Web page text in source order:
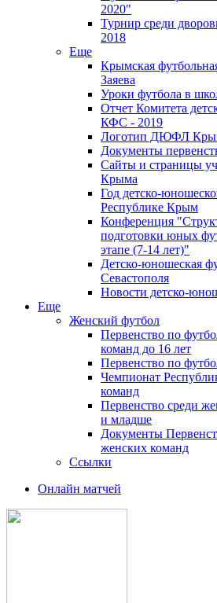
2020"
Турнир среди
2018
Еще
Крымская
Заяева
Уроки футбола в
Отчет Комитета
КФС - 2019
Логотип ДЮФЛ
Документы
Сайты и страницы
Крыма
Год детско-
Республике Крым
Конференция
подготовки юных
этапе (7-14 лет)"
Детско-юношеская
Севастополя
Новости детско-
Еще
Женский футбол
Первенство по
команд до 16 лет
Первенство по
Чемпионат
команд
Первенство среди
и младше
Документы
женских команд
Ссылки
Онлайн матчей